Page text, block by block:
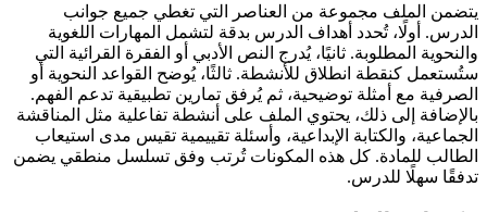
يتضمن الملف مجموعة من العناصر التي تغطي جميع جوانب
الدرس. أولًا، تُحدد أهداف الدرس بدقة لتشمل المهارات اللغوية
والنحوية المطلوبة. ثانيًا، يُدرج النص الأدبي أو الفقرة القرائية التي
ستُستعمل كنقطة انطلاق للأنشطة. ثالثًا، يُوضح القواعد النحوية أو
الصرفية مع أمثلة توضيحية، ثم يُرفق تمارين تطبيقية تدعم الفهم.
بالإضافة إلى ذلك، يحتوي الملف على أنشطة تفاعلية مثل المناقشة
الجماعية، والكتابة الإبداعية، وأسئلة تقييمية تقيس مدى استيعاب
الطالب للمادة. كل هذه المكونات تُرتب وفق تسلسل منطقي يضمن
تدفقًا سهلًا للدرس.